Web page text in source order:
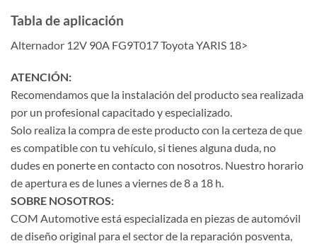
Tabla de aplicación
Alternador 12V 90A FG9T017 Toyota YARIS 18>
ATENCIÓN:
Recomendamos que la instalación del producto sea realizada
por un profesional capacitado y especializado.
Solo realiza la compra de este producto con la certeza de que
es compatible con tu vehículo, si tienes alguna duda, no
dudes en ponerte en contacto con nosotros. Nuestro horario
de apertura es de lunes a viernes de 8 a 18 h.
SOBRE NOSOTROS:
COM Automotive está especializada en piezas de automóvil
de diseño original para el sector de la reparación posventa,